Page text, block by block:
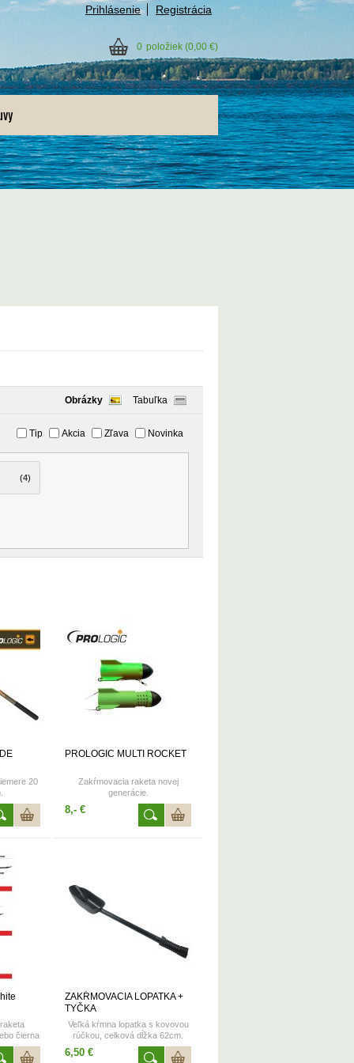
Prihlásenie Registrácia
0 položiek (0,00 €)
Obrázky Tabuľka
Tip Akcia Zľava Novinka
(4)
20
PROLOGIC MULTI ROCKET
Zakŕmovacia raketa novej
generácie.
Katalógové číslo: PRO 45748
8,- €
čierna
patrí ku
ZAKŔMOVACIA LOPATKA +
TYČKA
Veľká kŕmna lopatka s kovovou
rúčkou, celková dĺžka 62cm.
Lopatka sa k rúčke upevňuje
šróbom s normovaným závitom,
6,50 €